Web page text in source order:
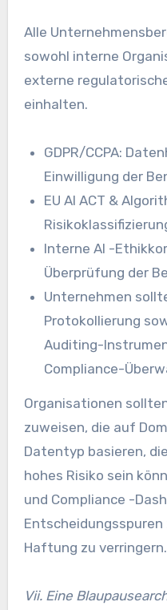
Alle
sowohl interne
externe
einhalten.
GDPR/CCPA:
Einwilligung der
EU AI ACT &
Interne AI -
Überprüfung der
Unternehmen
Protokollierung
Auditing-
Compliance-
Organisationen
zuweisen, die auf
Datentyp basieren,
hohes Risiko sein
und Compliance -
Haftung zu verringern.
Vii. Eine